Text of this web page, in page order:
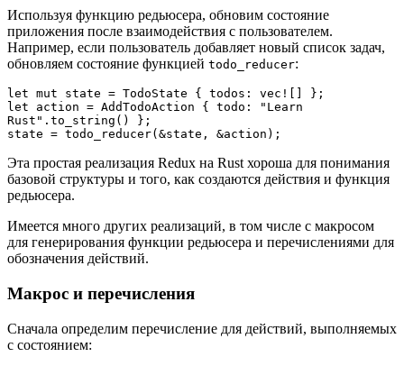
Используя функцию редьюсера, обновим состояние
приложения после взаимодействия с пользователем.
Например, если пользователь добавляет новый список задач,
обновляем состояние функцией todo_reducer:
let mut state = TodoState { todos: vec![] };
let action = AddTodoAction { todo: "Learn
Rust".to_string() };
state = todo_reducer(&state, &action);
Эта простая реализация Redux на Rust хороша для понимания
базовой структуры и того, как создаются действия и функция
редьюсера.
Имеется много других реализаций, в том числе с макросом
для генерирования функции редьюсера и перечислениями для
обозначения действий.
Макрос и перечисления
Сначала определим перечисление для действий, выполняемых
с состоянием: